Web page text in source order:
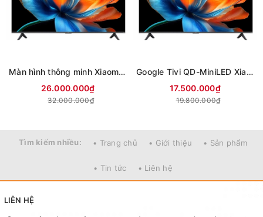
Màn hình thông minh Xiaomi 4K 85 inch Smart Display S L85MC-STWN (Mới 2026)
26.000.000₫
32.000.000₫
Google Tivi QD-MiniLED Xiaomi S 4K 75 inch L75MC-SSEA (Mới 2026)
17.500.000₫
19.800.000₫
Tìm kiếm nhiều: • Trang chủ • Giới thiệu • Sản phẩm
• Tin tức • Liên hệ
LIÊN HỆ